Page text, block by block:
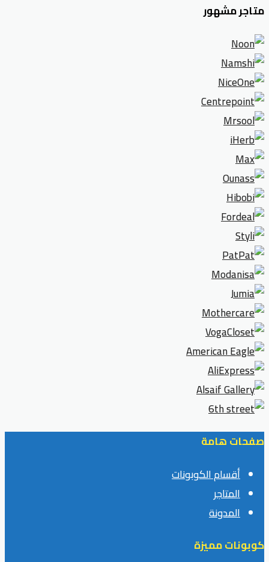
متاجر مشهور
صفحات هامة
أقسام الكوبونات
المتاجر
المدونة
كوبونات مميزة